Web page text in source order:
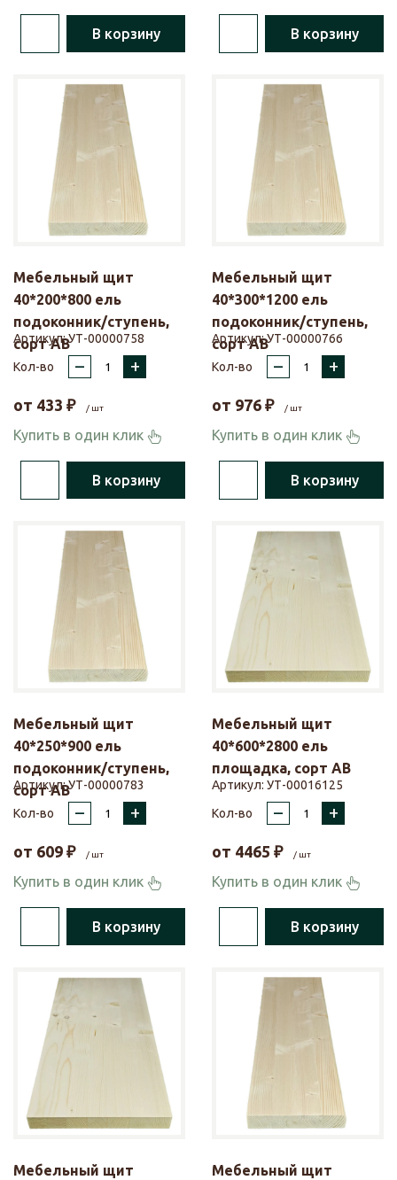
В корзину В корзину
Мебельный щит
40*200*800 ель
подоконник/ступень,
сорт АВ
Артикул:УТ-00000758
Кол-во
– +
от 433 ₽ / шт
Купить в один клик
В корзину
Мебельный щит
40*300*1200 ель
подоконник/ступень,
сорт АВ
Артикул:УТ-00000766
Кол-во
– +
от 976 ₽ / шт
Купить в один клик
В корзину
Мебельный щит
40*250*900 ель
подоконник/ступень,
сорт АВ
Артикул:УТ-00000783
Кол-во
– +
от 609 ₽ / шт
Купить в один клик
В корзину
Мебельный щит
40*600*2800 ель
площадка, сорт АВ
Артикул: УТ-00016125
Кол-во
– +
от 4465 ₽ / шт
Купить в один клик
В корзину
Мебельный щит
Мебельный щит